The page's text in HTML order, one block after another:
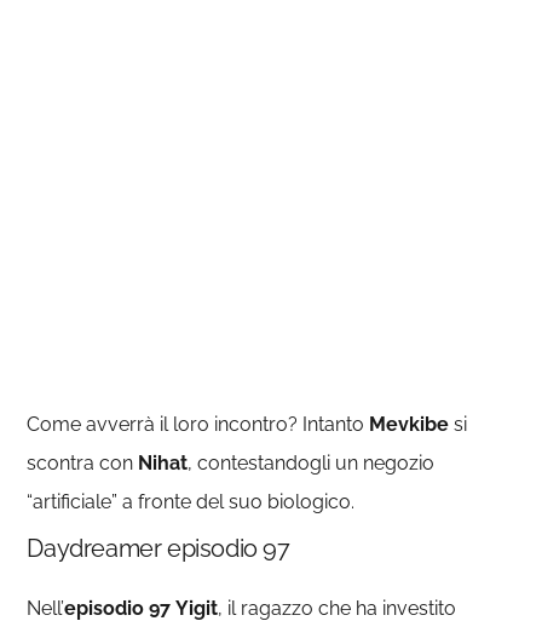
Come avverrà il loro incontro? Intanto Mevkibe si
scontra con Nihat, contestandogli un negozio
“artificiale” a fronte del suo biologico.
Daydreamer episodio 97
Nell’episodio 97 Yigit, il ragazzo che ha investito